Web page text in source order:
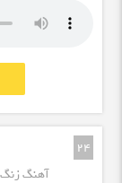
24
آهنگ زنگ